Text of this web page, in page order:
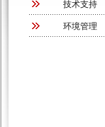
技术支持
环境管理